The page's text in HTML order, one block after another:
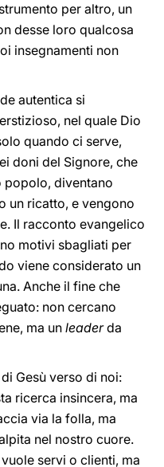
per altro, un
desse loro qualcosa
insegnamenti non
autentica si
nel quale Dio
quando ci serve,
doni del Signore, che
popolo, diventano
un ricatto, e vengono
Il racconto evangelico
motivi sbagliati per
viene considerato un
Anche il fine che
non cercano
ma unleaderda
Gesù verso di noi:
ricerca insincera, ma
via la folla, ma
nel nostro cuore.
servi o clienti, ma